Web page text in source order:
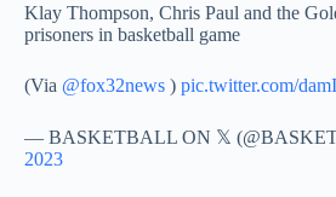
Klay Thompson, Chris Paul and the
prisoners in basketball game
(Via @fox32news ) pic.twitter.com/
— BASKETBALL ON 𝕏
2023